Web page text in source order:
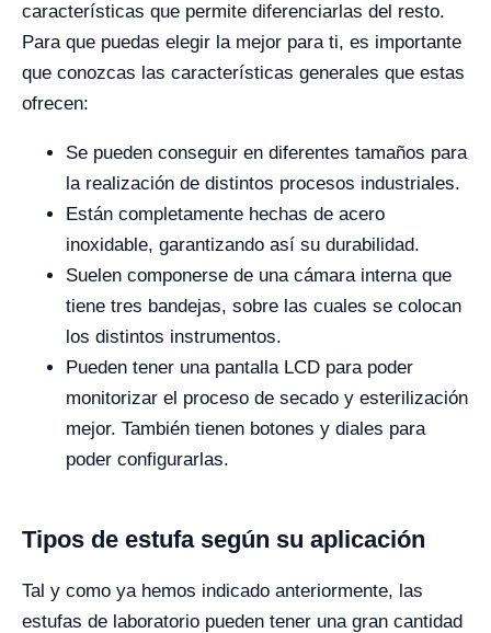
características que permite diferenciarlas del resto.
Para que puedas elegir la mejor para ti, es importante
que conozcas las características generales que estas
ofrecen:
Se pueden conseguir en diferentes tamaños para
la realización de distintos procesos industriales.
Están completamente hechas de acero
inoxidable, garantizando así su durabilidad.
Suelen componerse de una cámara interna que
tiene tres bandejas, sobre las cuales se colocan
los distintos instrumentos.
Pueden tener una pantalla LCD para poder
monitorizar el proceso de secado y esterilización
mejor. También tienen botones y diales para
poder configurarlas.
Tipos de estufa según su aplicación
Tal y como ya hemos indicado anteriormente, las
estufas de laboratorio pueden tener una gran cantidad